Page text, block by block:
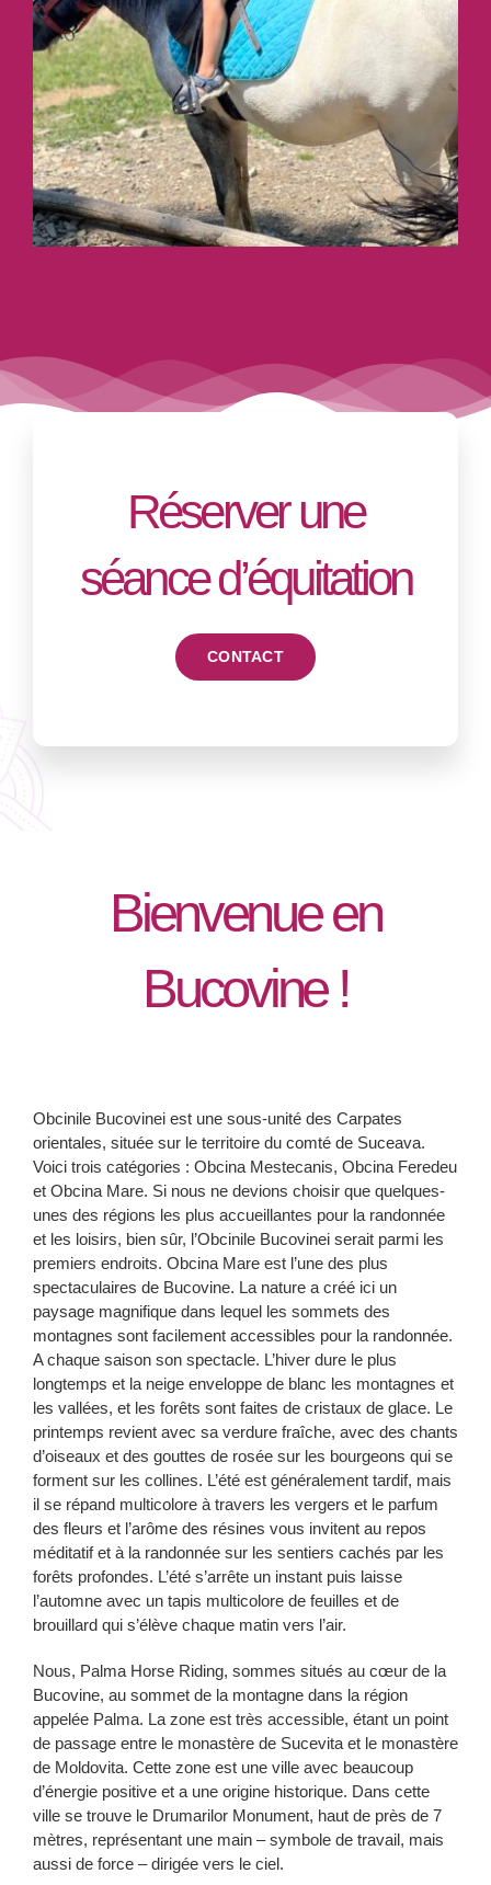
Réserver une
séance d’équitation
CONTACT
Bienvenue en
Bucovine !
Obcinile Bucovinei est une sous-unité des Carpates
orientales, située sur le territoire du comté de Suceava.
Voici trois catégories : Obcina Mestecanis, Obcina Feredeu
et Obcina Mare. Si nous ne devions choisir que quelques-
unes des régions les plus accueillantes pour la randonnée
et les loisirs, bien sûr, l’Obcinile Bucovinei serait parmi les
premiers endroits. Obcina Mare est l’une des plus
spectaculaires de Bucovine. La nature a créé ici un
paysage magnifique dans lequel les sommets des
montagnes sont facilement accessibles pour la randonnée.
A chaque saison son spectacle. L’hiver dure le plus
longtemps et la neige enveloppe de blanc les montagnes et
les vallées, et les forêts sont faites de cristaux de glace. Le
printemps revient avec sa verdure fraîche, avec des chants
d’oiseaux et des gouttes de rosée sur les bourgeons qui se
forment sur les collines. L’été est généralement tardif, mais
il se répand multicolore à travers les vergers et le parfum
des fleurs et l’arôme des résines vous invitent au repos
méditatif et à la randonnée sur les sentiers cachés par les
forêts profondes. L’été s’arrête un instant puis laisse
l’automne avec un tapis multicolore de feuilles et de
brouillard qui s’élève chaque matin vers l’air.
Nous, Palma Horse Riding, sommes situés au cœur de la
Bucovine, au sommet de la montagne dans la région
appelée Palma. La zone est très accessible, étant un point
de passage entre le monastère de Sucevita et le monastère
de Moldovita. Cette zone est une ville avec beaucoup
d’énergie positive et a une origine historique. Dans cette
ville se trouve le Drumarilor Monument, haut de près de 7
mètres, représentant une main – symbole de travail, mais
aussi de force – dirigée vers le ciel.